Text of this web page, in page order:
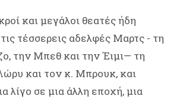
και μεγάλοι θεατές ήδη
τέσσερεις αδελφές Μαρτς - τη
την Μπεθ και την Έιμι— τη
και τον κ. Μπρουκ, και
λίγο σε μια άλλη εποχή, μια